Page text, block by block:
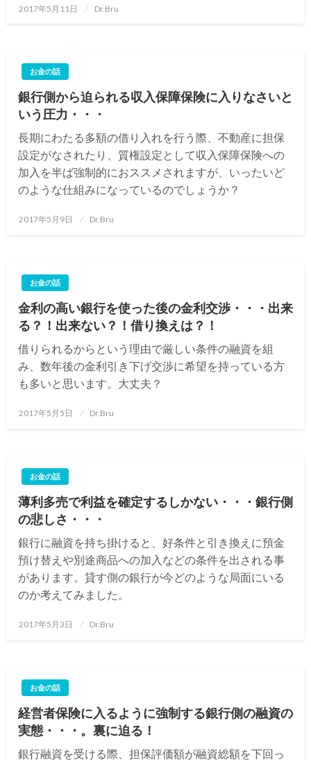
投
2017年5月11日 Dr.Bru
お金の話
銀行側から迫られる収入保障保険に入りなさいと
いう圧力・・・
長期にわたる多額の借り入れを行う際、不動産に担保
設定がなされたり、質権設定として収入保障保険への
加入を半ば強制的におススメされますが、いったいど
のような仕組みになっているのでしょうか？
投
2017年5月9日 Dr.Bru
お金の話
金利の高い銀行を使った後の金利交渉・・・出来
る？！出来ない？！借り換えは？！
借りられるからという理由で厳しい条件の融資を組
み、数年後の金利引き下げ交渉に希望を持っている方
も多いと思います。大丈夫？
投
2017年5月5日 Dr.Bru
お金の話
薄利多売で利益を確定するしかない・・・銀行側
の悲しさ・・・
銀行に融資を持ち掛けると、好条件と引き換えに預金
預け替えや別途商品への加入などの条件を出される事
があります。貸す側の銀行が今どのような局面にいる
のか考えてみました。
投
2017年5月3日 Dr.Bru
お金の話
経営者保険に入るように強制する銀行側の融資の
実態・・・。裏に迫る！
銀行融資を受ける際、担保評価額が融資総額を下回っ